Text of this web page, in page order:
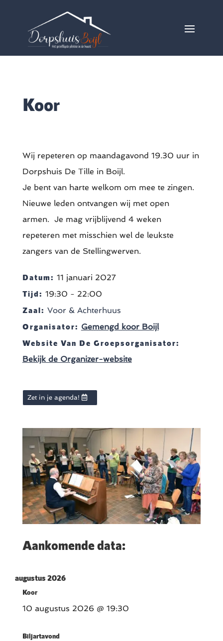
Koor
Wij repeteren op maandagavond 19.30 uur in
Dorpshuis De Tille in Boijl.
Je bent van harte welkom om mee te zingen.
Nieuwe leden ontvangen wij met open
armen. Je mag vrijblijvend 4 weken
repeteren met misschien wel de leukste
zangers van de Stellingwerven.
Datum: 11 januari 2027
Tijd: 19:30 - 22:00
Zaal: Voor & Achterhuus
Organisator: Gemengd koor Boijl
Website Van De Groepsorganisator:
Bekijk de Organizer-website
Zet in je agenda!
Aankomende data:
augustus 2026
Koor
10 augustus 2026 @ 19:30
Biljartavond